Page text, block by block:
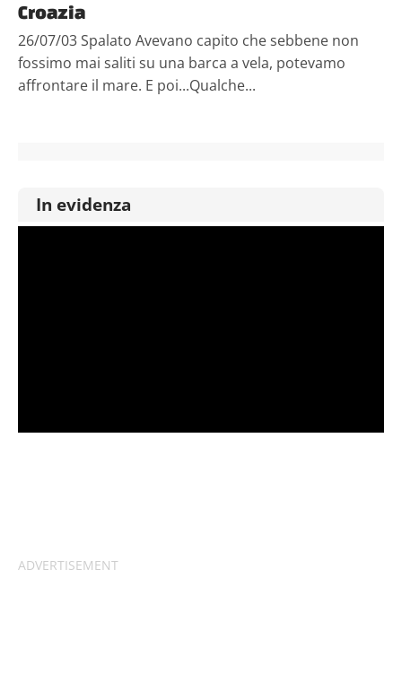
Croazia
26/07/03 Spalato Avevano capito che sebbene non
fossimo mai saliti su una barca a vela, potevamo
affrontare il mare. E poi...Qualche...
In evidenza